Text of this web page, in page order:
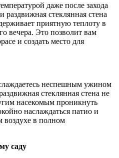
даже после захода
стеклянная стена
приятную теплоту в
вечера. Это позволит вам
и создать место для
неспешным ужином
стеклянная стена не
насекомым проникнуть
наслаждаться патио и
воздухе в полном
саду